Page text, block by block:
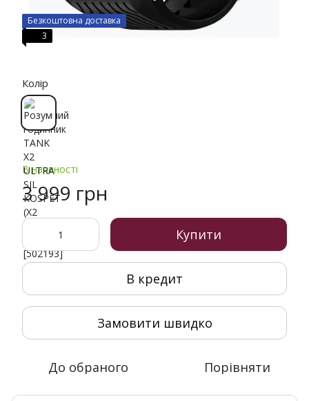
Безкоштовна доставка
3
Колір
В наявності
3 999 грн
Купити
В кредит
Замовити швидко
До обраного Порівняти